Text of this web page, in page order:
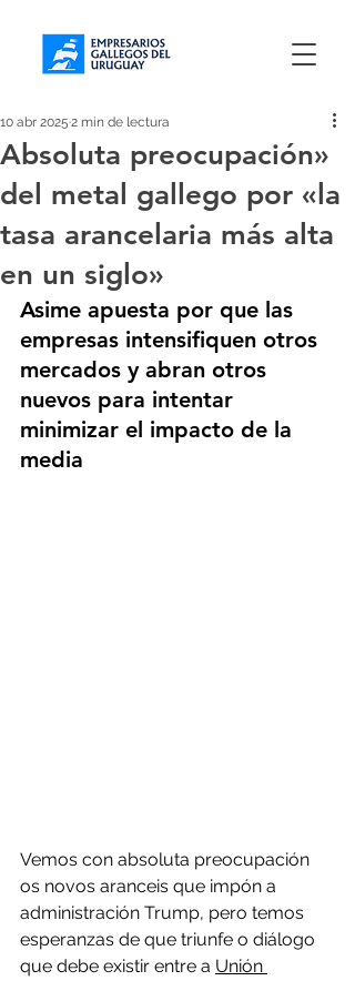
Absoluta preocupación»
del metal gallego por «la
tasa arancelaria más alta
en un siglo»
10 abr 2025 2 min de lectura
Asime apuesta por que las
empresas intensifiquen otros
mercados y abran otros
nuevos para intentar
minimizar el impacto de la
media
Vemos con absoluta preocupación
os novos aranceis que impón a
administración Trump, pero temos
esperanzas de que triunfe o diálogo
que debe existir entre a Unión